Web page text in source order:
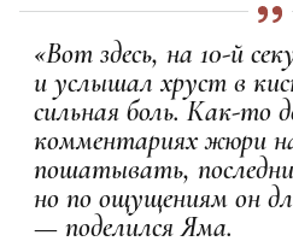
«Вот здесь, на 10-й
и услышал хруст в
сильная боль. Как-то
комментариях жюри
пошатывать,
но по ощущениям он
— поделился Яма.